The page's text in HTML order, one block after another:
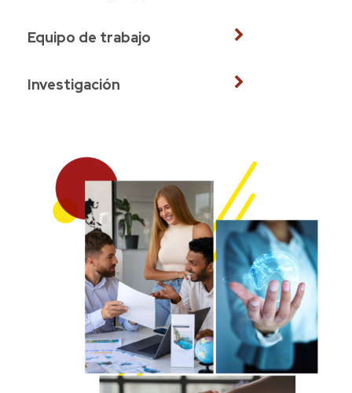
Equipo de trabajo
Investigación